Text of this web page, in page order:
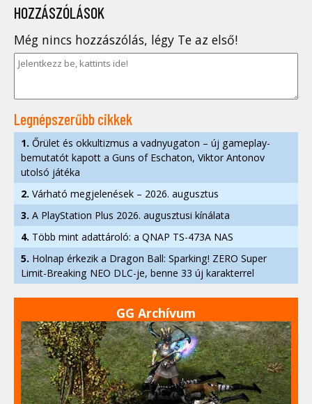
HOZZÁSZÓLÁSOK
Még nincs hozzászólás, légy Te az első!
Legnépszerűbb cikkek
1. Őrület és okkultizmus a vadnyugaton – új gameplay-
bemutatót kapott a Guns of Eschaton, Viktor Antonov
utolsó játéka
2. Várható megjelenések – 2026. augusztus
3. A PlayStation Plus 2026. augusztusi kínálata
4. Több mint adattároló: a QNAP TS-473A NAS
5. Holnap érkezik a Dragon Ball: Sparking! ZERO Super
Limit-Breaking NEO DLC-je, benne 33 új karakterrel
GG Archívum